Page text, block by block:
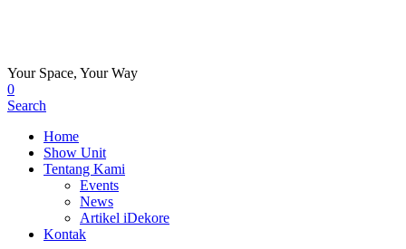
Your Space, Your Way
0
Search
Home
Show Unit
Tentang Kami
Events
News
Artikel iDekore
Kontak